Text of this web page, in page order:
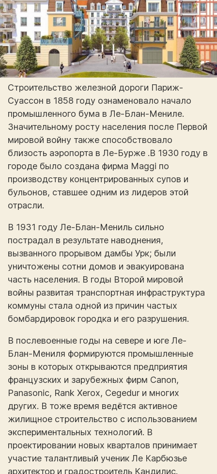
Строительство железной дороги Париж-
Суассон в 1858 году ознаменовало начало
промышленного бума в Ле-Блан-Мениле.
Значительному росту населения после Первой
мировой войну также способствовало
близость аэропорта в Ле-Бурже .В 1930 году в
городе было создана фирма Maggi по
производству концентрированных супов и
бульонов, ставшее одним из лидеров этой
отрасли.
В 1931 году Ле-Блан-Мениль сильно
пострадал в результате наводнения,
вызванного прорывом дамбы Урк; были
уничтожены сотни домов и эвакуирована
часть населения. В годы Второй мировой
войны развитая транспортная инфраструктура
коммуны стала одной из причин частых
бомбардировок городка и его разрушения.
В послевоенные годы на севере и юге Ле-
Блан-Мениля формируются промышленные
зоны в которых открываются предприятия
французских и зарубежных фирм Canon,
Panasonic, Rank Xerox, Cegedur и многих
других. В тоже время ведётся активное
жилищное строительство с использованием
экспериментальных технологий. В
проектировании новых кварталов принимает
участие талантливый ученик Ле Карбюзье
архитектор и градостроитель Кандилис.